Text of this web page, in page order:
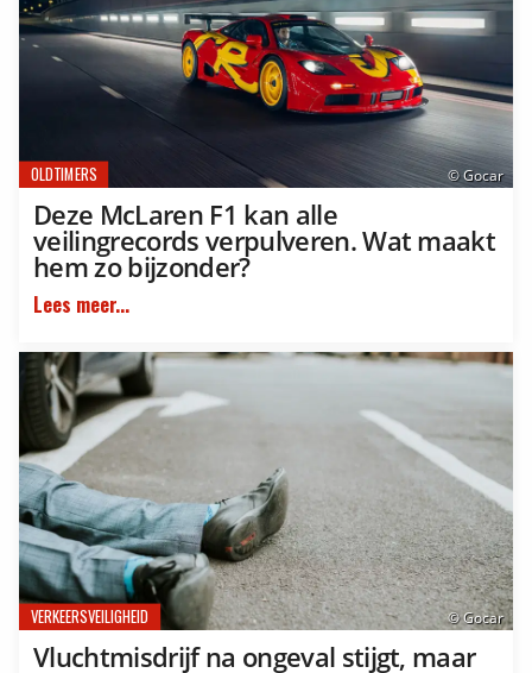
© Gocar
OLDTIMERS
Deze McLaren F1 kan alle
veilingrecords verpulveren. Wat maakt
hem zo bijzonder?
Lees meer...
© Gocar
VERKEERSVEILIGHEID
Vluchtmisdrijf na ongeval stijgt, maar